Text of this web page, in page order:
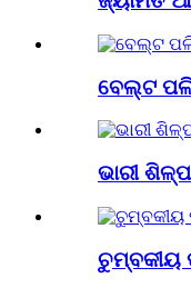
ବେଲ୍ଟ
ଭାରୀ
ଚୁମ୍ବକୀୟ